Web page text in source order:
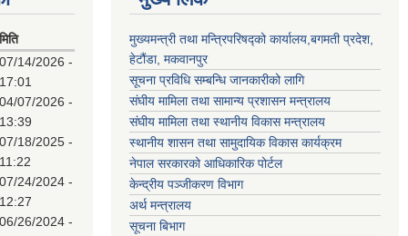
मिति
07/14/2026 -
17:01
04/07/2026 -
13:39
07/18/2025 -
11:22
07/24/2024 -
12:27
06/26/2024 -
मुख्यमन्त्री तथा मन्त्रिपरिषद्को कार्यालय,बगमती प्रदेश,
हेटौंडा, मकवानपुर
सूचना प्रविधि सम्बन्धि जानकारीको लागि
संघीय मामिला तथा सामान्य प्रशासन मन्त्रालय
संघीय मामिला तथा स्थानीय विकास मन्त्रालय
स्थानीय शासन तथा सामुदायिक विकास कार्यक्रम
नेपाल सरकारको आधिकारिक पोर्टल
केन्द्रीय पञ्जीकरण विभाग
अर्थ मन्त्रालय
सूचना बिभाग